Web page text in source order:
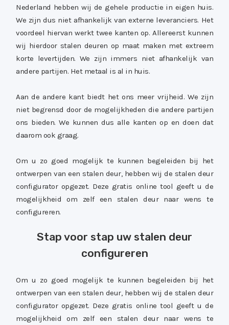
Nederland hebben wij de gehele productie in eigen huis.
We zijn dus niet afhankelijk van externe leveranciers. Het
voordeel hiervan werkt twee kanten op. Allereerst kunnen
wij hierdoor stalen deuren op maat maken met extreem
korte levertijden. We zijn immers niet afhankelijk van
andere partijen. Het metaal is al in huis.
Aan de andere kant biedt het ons meer vrijheid. We zijn
niet begrensd door de mogelijkheden die andere partijen
ons bieden. We kunnen dus alle kanten op en doen dat
daarom ook graag.
Om u zo goed mogelijk te kunnen begeleiden bij het
ontwerpen van een stalen deur, hebben wij de stalen deur
configurator opgezet. Deze gratis online tool geeft u de
mogelijkheid om zelf een stalen deur naar wens te
configureren.
Stap voor stap uw stalen deur
configureren
Om u zo goed mogelijk te kunnen begeleiden bij het
ontwerpen van een stalen deur, hebben wij de stalen deur
configurator opgezet. Deze gratis online tool geeft u de
mogelijkheid om zelf een stalen deur naar wens te